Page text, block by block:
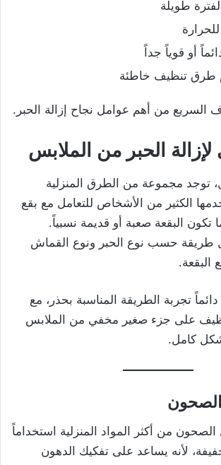
طويلة
أو قوياً جداً
طرق تنظيف خاطئة
السريع من أهم عوامل نجاح إزالة الحبر.
الحبر من الملابس
توجد مجموعة من الطرق المنزلية
الكثير من الأشخاص للتعامل مع بقع
تكون البقعة صعبة أو قديمة نسبياً.
طريقة حسب نوع الحبر ونوع القماش
البقعة.
تجربة الطريقة المناسبة بحذر، مع
على جزء صغير مخفي من الملابس
كامل.
من أكثر المواد المنزلية استخداماً
لأنه يساعد على تفكيك الدهون